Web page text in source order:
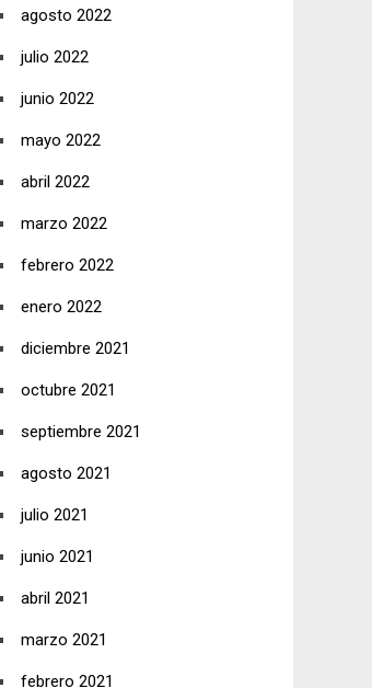
agosto 2022
julio 2022
junio 2022
mayo 2022
abril 2022
marzo 2022
febrero 2022
enero 2022
diciembre 2021
octubre 2021
septiembre 2021
agosto 2021
julio 2021
junio 2021
abril 2021
marzo 2021
febrero 2021